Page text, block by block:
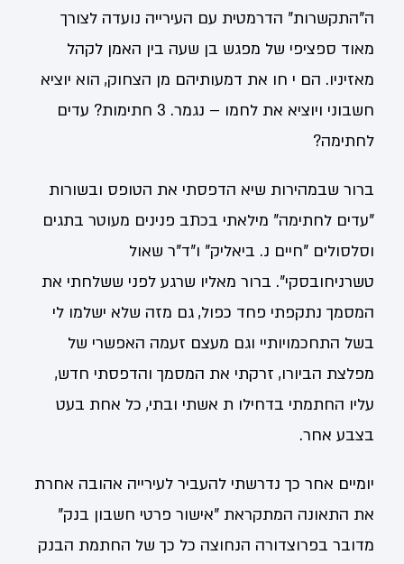
ה"התקשרות" הדרמטית עם העירייה נועדה לצורך
מאוד ספציפי של מפגש בן שעה בין האמן לקהל
מאזיניו. הם י חו את דמעותיהם מן הצחוק, הוא יוציא
חשבוני ויוציא את לחמו – נגמר. 3 חתימות? עדים
לחתימה?
ברור שבמהירות שיא הדפסתי את הטופס ובשורות
"עדים לחתימה" מילאתי בכתב פנינים מעוטר בתגים
וסלסולים "חיים נ. ביאליק" ו"ד"ר שאול
טשרניחובסקי". ברור מאליו שרגע לפני ששלחתי את
המסמך נתקפתי פחד כפול, גם מזה שלא ישלמו לי
בשל התחכמויותיי וגם מעצם זעמה האפשרי של
מפלצת הביורו, זרקתי את המסמך והדפסתי חדש,
עליו החתמתי בדחילו ת אשתי ובתי, כל אחת בעט
בצבע אחר.
יומיים אחר כך נדרשתי להעביר לעירייה אהובה אחרת
את התאונה המתקראת "אישור פרטי חשבון בנק"
מדובר בפרוצדורה הנחוצה כל כך של החתמת הבנק